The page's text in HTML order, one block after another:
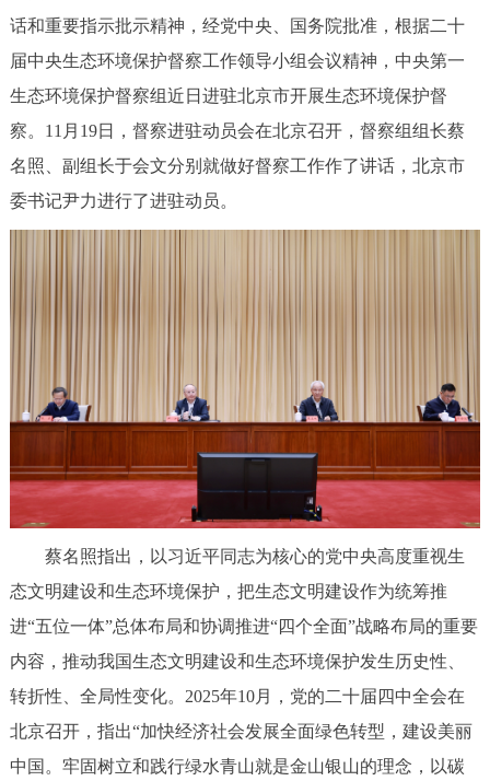
政策兑现 政策解读 回应关切
决策公开 专题公开
政务服务
个人服务 法人服务 部门服务
便民服务 利企服务
中介服务 阳光政务
政民互动
12345网上接诉即办 我要建议
走进北京
北京概况 十六区概览 人文北京
多语种
话和重要指示批示精神，经党中央、国务院批准，根据二十
届中央生态环境保护督察工作领导小组会议精神，中央第一
生态环境保护督察组近日进驻北京市开展生态环境保护督
察。11月19日，督察进驻动员会在北京召开，督察组组长蔡
名照、副组长于会文分别就做好督察工作作了讲话，北京市
委书记尹力进行了进驻动员。
蔡名照指出，以习近平同志为核心的党中央高度重视生
态文明建设和生态环境保护，把生态文明建设作为统筹推
进“五位一体”总体布局和协调推进“四个全面”战略布局的重要
内容，推动我国生态文明建设和生态环境保护发生历史性、
转折性、全局性变化。2025年10月，党的二十届四中全会在
北京召开，指出“加快经济社会发展全面绿色转型，建设美丽
中国。牢固树立和践行绿水青山就是金山银山的理念，以碳